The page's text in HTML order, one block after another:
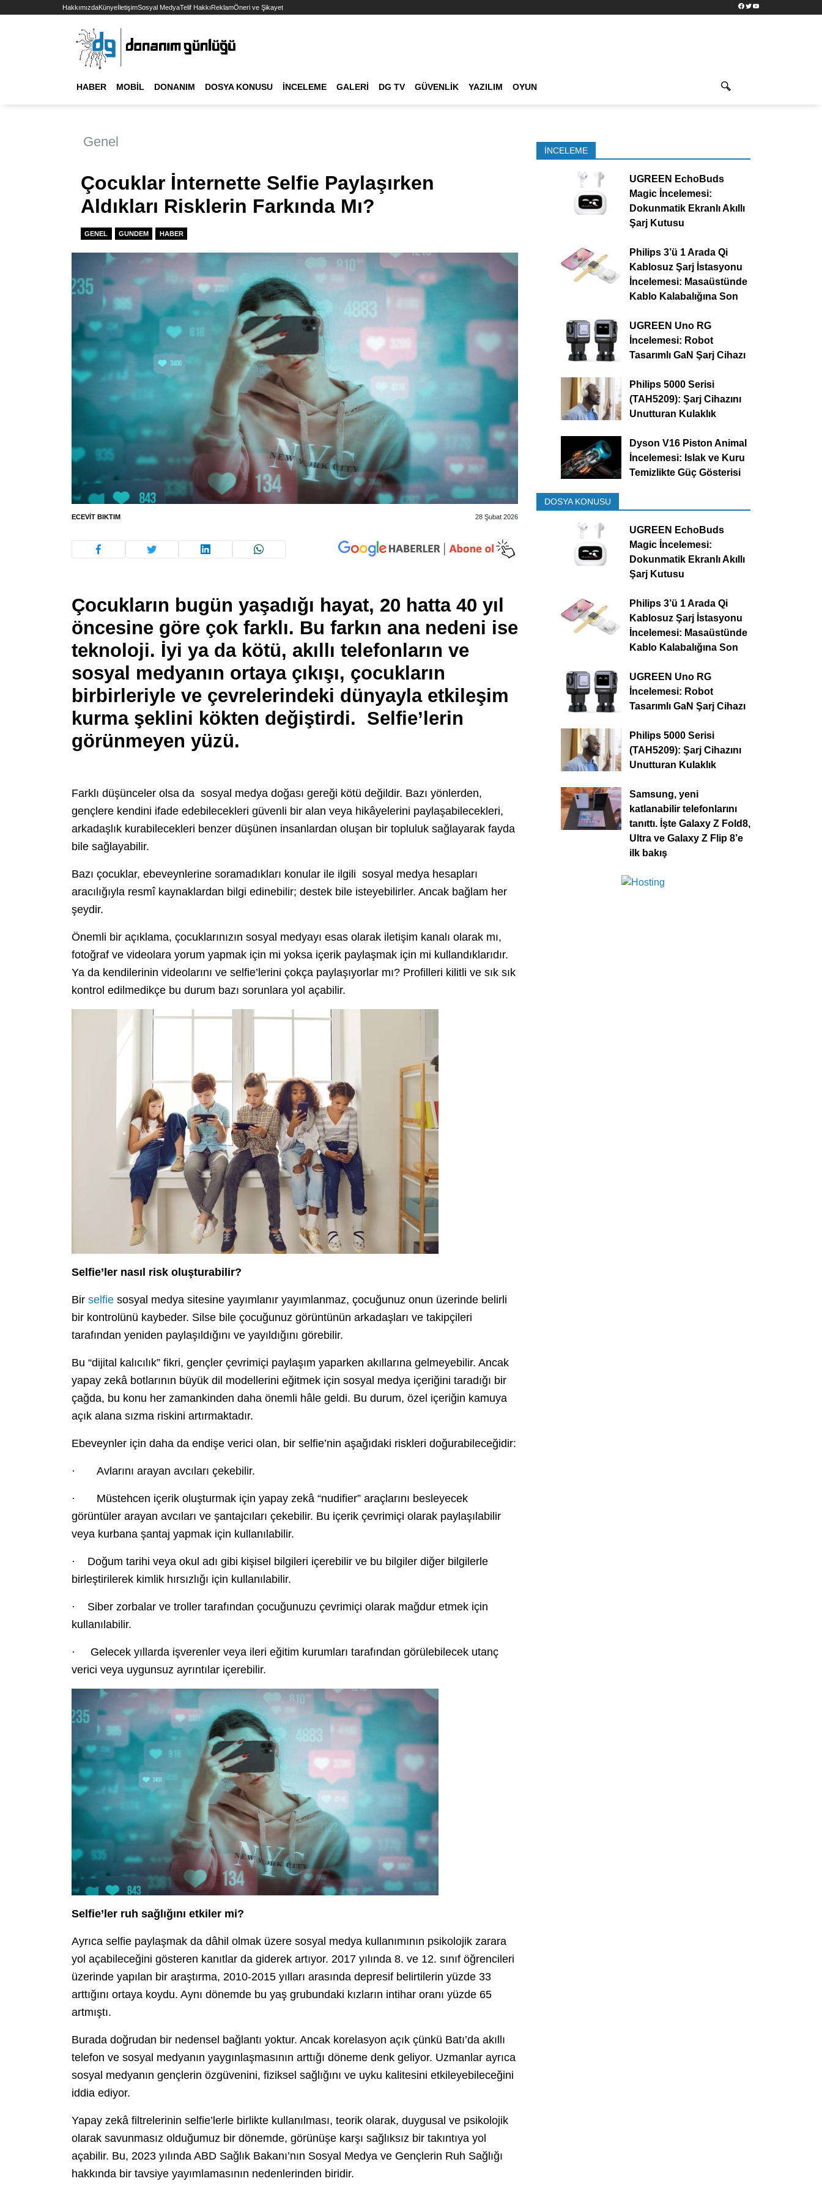
HakkımızdaKünyeİletişimSosyal MedyaTelif HakkıReklamÖneri ve Şikayet Facebook
TwitterYouTube
HABER MOBIL DONANIM DOSYA KONUSU İNCELEME GALERI DG TV GÜVENLIK YAZILIM OYUN
Genel
Çocuklar İnternette Selfie Paylaşırken
Aldıkları Risklerin Farkında Mı?
GENEL GUNDEM HABER
ECEVIT BIKTIM 28 Şubat 2026
Çocukların bugün yaşadığı hayat, 20 hatta 40 yıl
öncesine göre çok farklı. Bu farkın ana nedeni ise
teknoloji. İyi ya da kötü, akıllı telefonların ve
sosyal medyanın ortaya çıkışı, çocukların
birbirleriyle ve çevrelerindeki dünyayla etkileşim
kurma şeklini kökten değiştirdi. Selfie’lerin
görünmeyen yüzü.
Farklı düşünceler olsa da sosyal medya doğası gereği kötü değildir. Bazı yönlerden,
gençlere kendini ifade edebilecekleri güvenli bir alan veya hikâyelerini paylaşabilecekleri,
arkadaşlık kurabilecekleri benzer düşünen insanlardan oluşan bir topluluk sağlayarak fayda
bile sağlayabilir.
Bazı çocuklar, ebeveynlerine soramadıkları konular ile ilgili sosyal medya hesapları
aracılığıyla resmî kaynaklardan bilgi edinebilir; destek bile isteyebilirler. Ancak bağlam her
şeydir.
Önemli bir açıklama, çocuklarınızın sosyal medyayı esas olarak iletişim kanalı olarak mı,
fotoğraf ve videolara yorum yapmak için mi yoksa içerik paylaşmak için mi kullandıklarıdır.
Ya da kendilerinin videolarını ve selfie’lerini çokça paylaşıyorlar mı? Profilleri kilitli ve sık sık
kontrol edilmedikçe bu durum bazı sorunlara yol açabilir.
Selfie’ler nasıl risk oluşturabilir?
Bir selfie sosyal medya sitesine yayımlanır yayımlanmaz, çocuğunuz onun üzerinde belirli
bir kontrolünü kaybeder. Silse bile çocuğunuz görüntünün arkadaşları ve takipçileri
tarafından yeniden paylaşıldığını ve yayıldığını görebilir.
Bu “dijital kalıcılık” fikri, gençler çevrimiçi paylaşım yaparken akıllarına gelmeyebilir. Ancak
yapay zekâ botlarının büyük dil modellerini eğitmek için sosyal medya içeriğini taradığı bir
çağda, bu konu her zamankinden daha önemli hâle geldi. Bu durum, özel içeriğin kamuya
açık alana sızma riskini artırmaktadır.
Ebeveynler için daha da endişe verici olan, bir selfie’nin aşağıdaki riskleri doğurabileceğidir:
· Avlarını arayan avcıları çekebilir.
· Müstehcen içerik oluşturmak için yapay zekâ “nudifier” araçlarını besleyecek
görüntüler arayan avcıları ve şantajcıları çekebilir. Bu içerik çevrimiçi olarak paylaşılabilir
veya kurbana şantaj yapmak için kullanılabilir.
· Doğum tarihi veya okul adı gibi kişisel bilgileri içerebilir ve bu bilgiler diğer bilgilerle
birleştirilerek kimlik hırsızlığı için kullanılabilir.
· Siber zorbalar ve troller tarafından çocuğunuzu çevrimiçi olarak mağdur etmek için
kullanılabilir.
· Gelecek yıllarda işverenler veya ileri eğitim kurumları tarafından görülebilecek utanç
verici veya uygunsuz ayrıntılar içerebilir.
Selfie’ler ruh sağlığını etkiler mi?
Ayrıca selfie paylaşmak da dâhil olmak üzere sosyal medya kullanımının psikolojik zarara
yol açabileceğini gösteren kanıtlar da giderek artıyor. 2017 yılında 8. ve 12. sınıf öğrencileri
üzerinde yapılan bir araştırma, 2010-2015 yılları arasında depresif belirtilerin yüzde 33
arttığını ortaya koydu. Aynı dönemde bu yaş grubundaki kızların intihar oranı yüzde 65
artmıştı.
Burada doğrudan bir nedensel bağlantı yoktur. Ancak korelasyon açık çünkü Batı’da akıllı
telefon ve sosyal medyanın yaygınlaşmasının arttığı döneme denk geliyor. Uzmanlar ayrıca
sosyal medyanın gençlerin özgüvenini, fiziksel sağlığını ve uyku kalitesini etkileyebileceğini
iddia ediyor.
Yapay zekâ filtrelerinin selfie’lerle birlikte kullanılması, teorik olarak, duygusal ve psikolojik
olarak savunmasız olduğumuz bir dönemde, görünüşe karşı sağlıksız bir takıntıya yol
açabilir. Bu, 2023 yılında ABD Sağlık Bakanı’nın Sosyal Medya ve Gençlerin Ruh Sağlığı
hakkında bir tavsiye yayımlamasının nedenlerinden biridir.
İNCELEME
UGREEN EchoBuds
Magic İncelemesi:
Dokunmatik Ekranlı Akıllı
Şarj Kutusu
Philips 3’ü 1 Arada Qi
Kablosuz Şarj İstasyonu
İncelemesi: Masaüstünde
Kablo Kalabalığına Son
UGREEN Uno RG
İncelemesi: Robot
Tasarımlı GaN Şarj Cihazı
Philips 5000 Serisi
(TAH5209): Şarj Cihazını
Unutturan Kulaklık
Dyson V16 Piston Animal
İncelemesi: Islak ve Kuru
Temizlikte Güç Gösterisi
DOSYA KONUSU
UGREEN EchoBuds
Magic İncelemesi:
Dokunmatik Ekranlı Akıllı
Şarj Kutusu
Philips 3’ü 1 Arada Qi
Kablosuz Şarj İstasyonu
İncelemesi: Masaüstünde
Kablo Kalabalığına Son
UGREEN Uno RG
İncelemesi: Robot
Tasarımlı GaN Şarj Cihazı
Philips 5000 Serisi
(TAH5209): Şarj Cihazını
Unutturan Kulaklık
Samsung, yeni
katlanabilir telefonlarını
tanıttı. İşte Galaxy Z Fold8,
Ultra ve Galaxy Z Flip 8’e
ilk bakış